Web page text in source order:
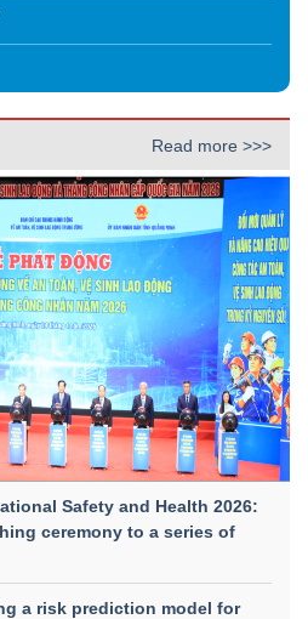
Read more >>>
Safety and Health 2026:
ceremony to a series of
a risk prediction model for